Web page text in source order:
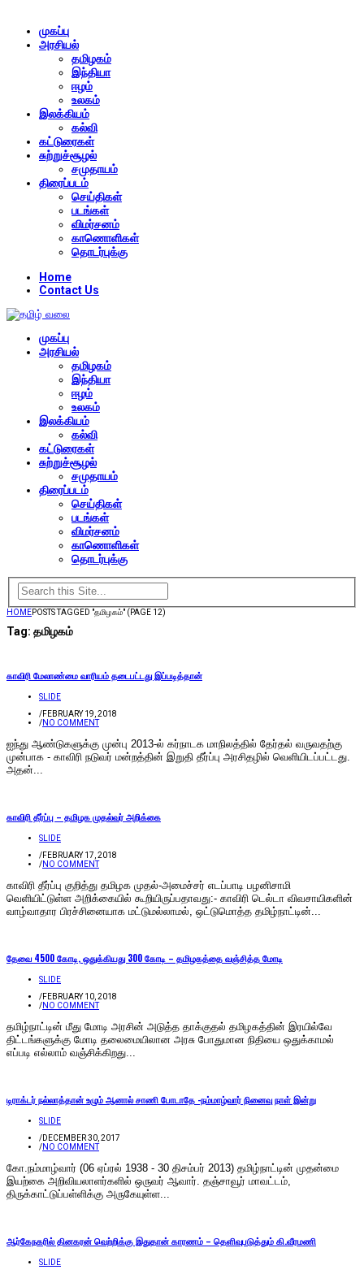
முகப்பு
அரசியல்
தமிழகம்
இந்தியா
ஈழம்
உலகம்
இலக்கியம்
கல்வி
கட்டுரைகள்
சுற்றுச்சூழல்
சமுதாயம்
திரைப்படம்
செய்திகள்
படங்கள்
விமர்சனம்
காணொளிகள்
தொடர்புக்கு
Home
Contact Us
முகப்பு
அரசியல்
தமிழகம்
இந்தியா
ஈழம்
உலகம்
இலக்கியம்
கல்வி
கட்டுரைகள்
சுற்றுச்சூழல்
சமுதாயம்
திரைப்படம்
செய்திகள்
படங்கள்
விமர்சனம்
காணொளிகள்
தொடர்புக்கு
HOMEPOSTS TAGGED "தமிழகம்" (PAGE 12)
Tag: தமிழகம்
காவிரி மேலாண்மை வாரியம் தடைபட்டது இப்படித்தான்
SLIDE
/FEBRUARY 19, 2018
/NO COMMENT
ஐந்து ஆண்டுகளுக்கு முன்பு 2013-ல் கர்நாடக மாநிலத்தில் தேர்தல் வருவதற்கு
முன்பாக - காவிரி நடுவர் மன்றத்தின் இறுதி தீர்ப்பு அரசிதழில் வெளியிடப்பட்டது.
அதன்...
காவிரி தீர்ப்பு – தமிழக முதல்வர் அறிக்கை
SLIDE
/FEBRUARY 17, 2018
/NO COMMENT
காவிரி தீர்ப்பு குறித்து தமிழக முதல்-அமைச்சர் எடப்பாடி பழனிசாமி
வெளியிட்டுள்ள அறிக்கையில் கூறியிருப்பதாவது:- காவிரி டெல்டா விவசாயிகளின்
வாழ்வாதார பிரச்சினையாக மட்டுமல்லாமல், ஒட்டுமொத்த தமிழ்நாட்டின்...
தேவை 4500 கோடி, ஒதுக்கியது 300 கோடி – தமிழகத்தை வஞ்சித்த மோடி
SLIDE
/FEBRUARY 10, 2018
/NO COMMENT
தமிழ்நாட்டின் மீது மோடி அரசின் அடுத்த தாக்குதல் தமிழகத்தின் இரயில்வே
திட்டங்களுக்கு மோடி தலைமையிலான அரசு போதுமான நிதியை ஒதுக்காமல்
எப்படி எல்லாம் வஞ்சிக்கிறது...
டிராக்டர் நல்லாத்தான் உழும் ஆனால் சாணி போடாதே -நம்மாழ்வார் நினைவு நாள் இன்று
SLIDE
/DECEMBER 30, 2017
/NO COMMENT
கோ.நம்மாழ்வார் (06 ஏப்ரல் 1938 - 30 திசம்பர் 2013) தமிழ்நாட்டின் முதன்மை
இயற்கை அறிவியலாளர்களில் ஒருவர் ஆவார். தஞ்சாவூர் மாவட்டம்,
திருக்காட்டுப்பள்ளிக்கு அருகேயுள்ள...
ஆர்கேநகரில் தினகரன் வெற்றிக்கு இதுதான் காரணம் – தெளிவுபடுத்தும் கி.வீரமணி
SLIDE